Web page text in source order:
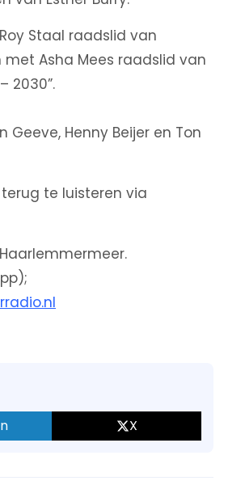
Staal raadslid van
met Asha Mees raadslid van
2030”.
Henny Beijer en Ton
te luisteren via
Haarlemmermeer.
X